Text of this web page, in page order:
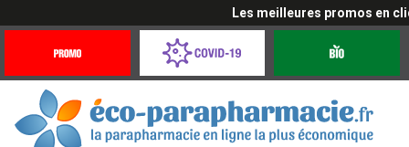
Les meilleures promos en
Offres
Coronavirus